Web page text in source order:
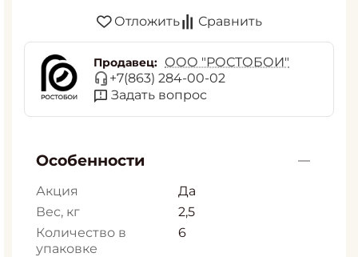
Отложить Сравнить
Продавец: ООО "РОСТОБОИ"
+7(863) 284-00-02
Задать вопрос
Особенности
Акция
Да
Вес, кг
2,5
Количество в
упаковке
6